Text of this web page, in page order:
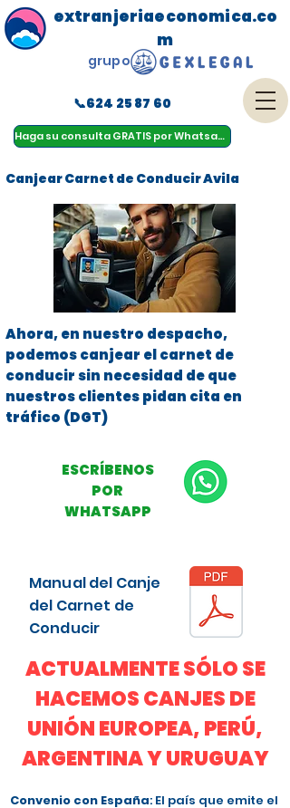
Haga su consulta GRATIS por Whatsapp
menu
extranjeriaeconomica.co
m
📞624 25 87 60
grupo
Canjear Carnet de Conducir Avila
Ahora, en nuestro despacho,
podemos canjear el carnet de
conducir sin necesidad de que
nuestros clientes pidan cita en
tráfico (DGT)
ESCRÍBENOS
POR
WHATSAPP
Manual del Canje
del Carnet de
Conducir
ACTUALMENTE SÓLO SE
HACEMOS CANJES DE
UNIÓN EUROPEA, PERÚ,
ARGENTINA Y URUGUAY
Convenio con España: El país que emite el